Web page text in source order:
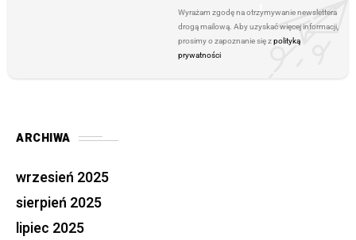
J
Wyrażam zgodę na otrzymywanie newslettera
drogą mailową. Aby uzyskać więcej informacji,
prosimy o zapoznanie się zpolityką
prywatności
ARCHIWA
wrzesień 2025
sierpień 2025
lipiec 2025